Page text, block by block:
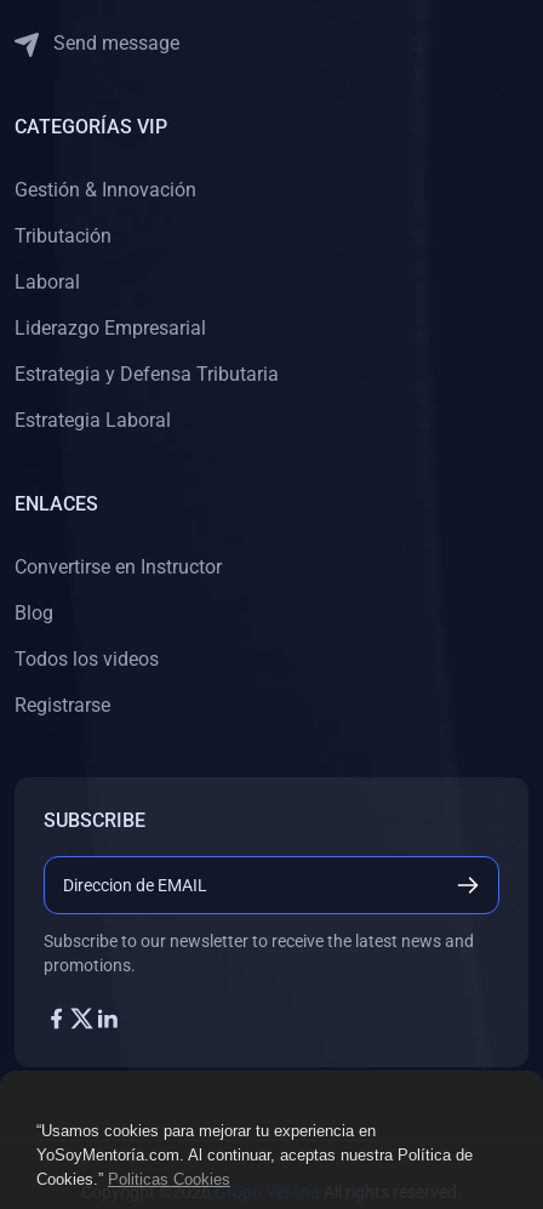
“Usamos cookies para mejorar tu experiencia en
YoSoyMentoría.com. Al continuar, aceptas nuestra Política de
Cookies.” Politicas Cookies
Send message
CATEGORÍAS VIP
Gestión & Innovación
Tributación
Laboral
Liderazgo Empresarial
Estrategia y Defensa Tributaria
Estrategia Laboral
ENLACES
Convertirse en Instructor
Blog
Todos los videos
Registrarse
SUBSCRIBE
Subscribe to our newsletter to receive the latest news and
promotions.
Copyright ©2026Grupo Verona